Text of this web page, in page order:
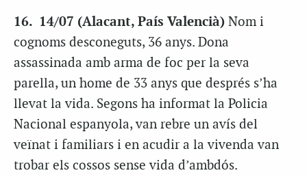
16. 14/07 (Alacant, País Valencià) Nom i
cognoms desconeguts, 36 anys. Dona
assassinada amb arma de foc per la seva
parella, un home de 33 anys que després s’ha
llevat la vida. Segons ha informat la Policia
Nacional espanyola, van rebre un avís del
veïnat i familiars i en acudir a la vivenda van
trobar els cossos sense vida d’ambdós.